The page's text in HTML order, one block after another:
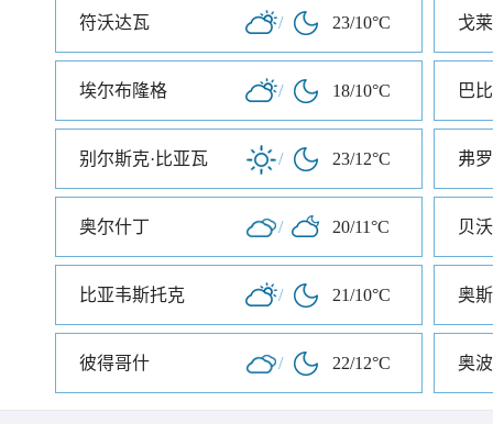
符沃达瓦 / 23/10°C 戈
埃尔布隆格 / 18/10°C 巴
别尔斯克·比亚瓦 / 23/12°C 弗
奥尔什丁 / 20/11°C 贝
比亚韦斯托克 / 21/10°C 奥
彼得哥什 / 22/12°C 奥